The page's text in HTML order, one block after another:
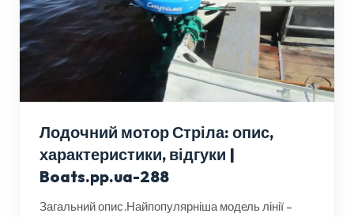
Лодочний мотор Стріла: опис,
характеристики, відгуки |
Boats.pp.ua-288
Загальний опис.Найпопулярніша модель лінії –